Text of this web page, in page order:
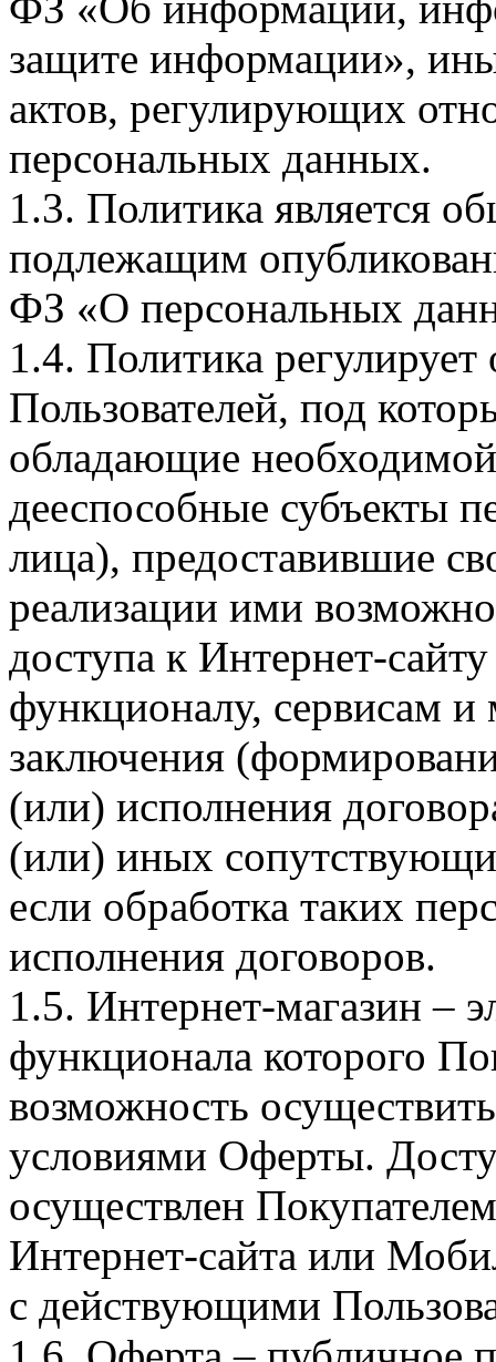
защите информации»,
актов, регулирующих
персональных данных.
1.3. Политика является
подлежащим
ФЗ «О персональных
1.4. Политика
Пользователей, под
обладающие
дееспособные субъекты
лица), предоставившие
реализации ими
доступа к Интернет-
функционалу, сервисам и
заключения
(или) исполнения
(или) иных
если обработка таких
исполнения договоров.
1.5. Интернет-магазин –
функционала которого
возможность
условиями Оферты.
осуществлен
Интернет-сайта или
с действующими